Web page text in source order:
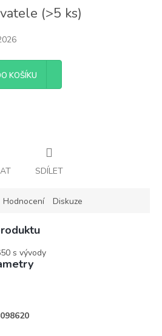
(>5 ks)
KOŠÍKU
SDÍLET
Hodnocení Diskuze
s vývody